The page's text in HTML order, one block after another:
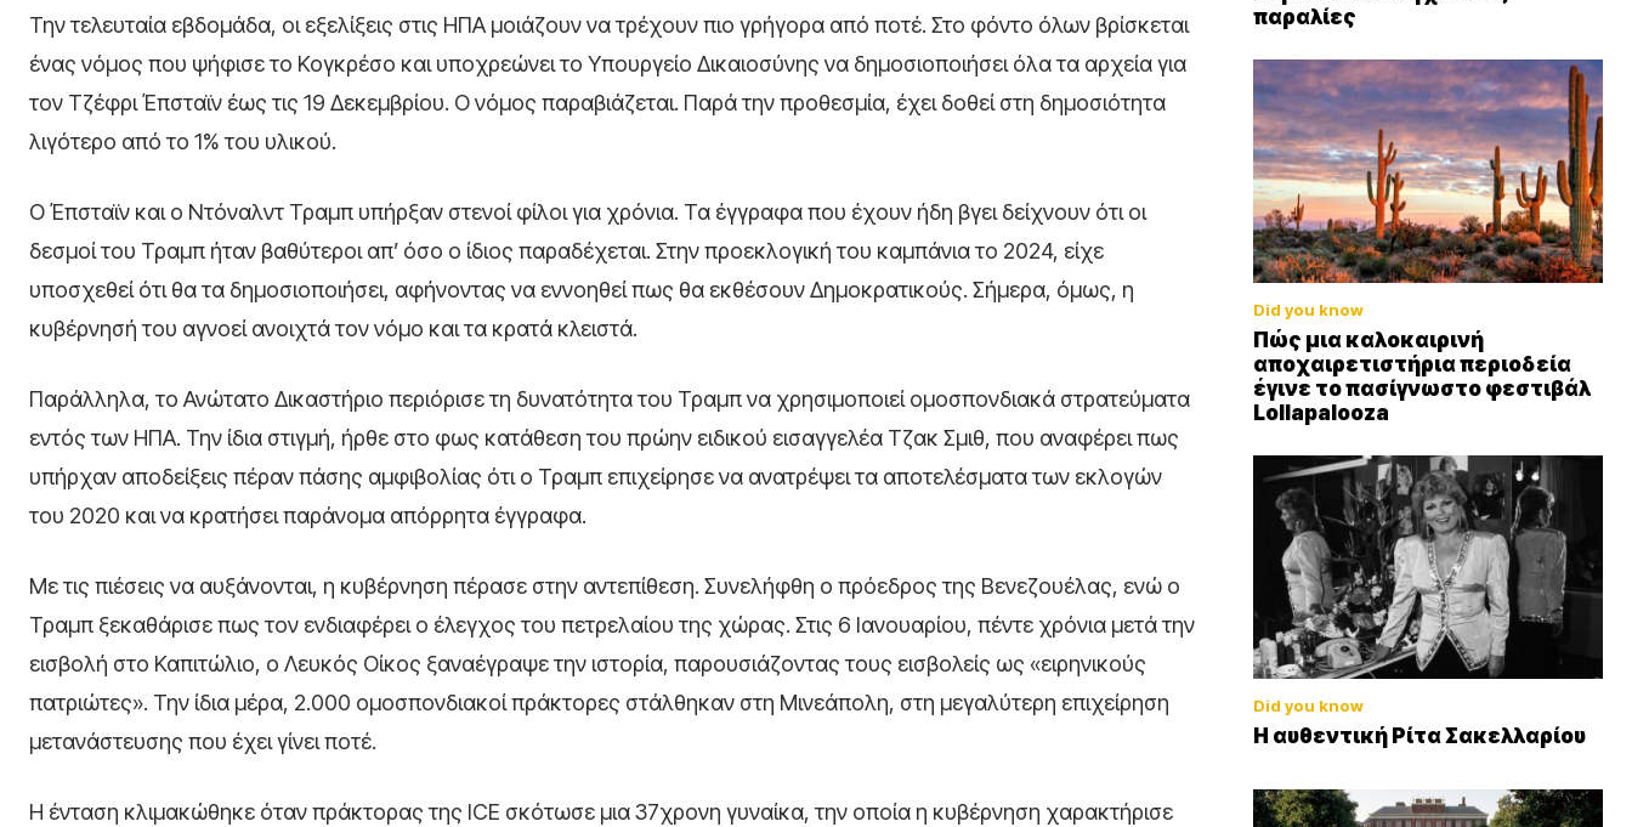
Την τελευταία εβδομάδα, οι εξελίξεις στις ΗΠΑ μοιάζουν να τρέχουν πιο γρήγορα από ποτέ. Στο φόντο όλων βρίσκεται
ένας νόμος που ψήφισε το Κογκρέσο και υποχρεώνει το Υπουργείο Δικαιοσύνης να δημοσιοποιήσει όλα τα αρχεία για
τον Τζέφρι Έπσταϊν έως τις 19 Δεκεμβρίου. Ο νόμος παραβιάζεται. Παρά την προθεσμία, έχει δοθεί στη δημοσιότητα
λιγότερο από το 1% του υλικού.
Ο Έπσταϊν και ο Ντόναλντ Τραμπ υπήρξαν στενοί φίλοι για χρόνια. Τα έγγραφα που έχουν ήδη βγει δείχνουν ότι οι
δεσμοί του Τραμπ ήταν βαθύτεροι απ’ όσο ο ίδιος παραδέχεται. Στην προεκλογική του καμπάνια το 2024, είχε
υποσχεθεί ότι θα τα δημοσιοποιήσει, αφήνοντας να εννοηθεί πως θα εκθέσουν Δημοκρατικούς. Σήμερα, όμως, η
κυβέρνησή του αγνοεί ανοιχτά τον νόμο και τα κρατά κλειστά.
Παράλληλα, το Ανώτατο Δικαστήριο περιόρισε τη δυνατότητα του Τραμπ να χρησιμοποιεί ομοσπονδιακά στρατεύματα
εντός των ΗΠΑ. Την ίδια στιγμή, ήρθε στο φως κατάθεση του πρώην ειδικού εισαγγελέα Τζακ Σμιθ, που αναφέρει πως
υπήρχαν αποδείξεις πέραν πάσης αμφιβολίας ότι ο Τραμπ επιχείρησε να ανατρέψει τα αποτελέσματα των εκλογών
του 2020 και να κρατήσει παράνομα απόρρητα έγγραφα.
Με τις πιέσεις να αυξάνονται, η κυβέρνηση πέρασε στην αντεπίθεση. Συνελήφθη ο πρόεδρος της Βενεζουέλας, ενώ ο
Τραμπ ξεκαθάρισε πως τον ενδιαφέρει ο έλεγχος του πετρελαίου της χώρας. Στις 6 Ιανουαρίου, πέντε χρόνια μετά την
εισβολή στο Καπιτώλιο, ο Λευκός Οίκος ξαναέγραψε την ιστορία, παρουσιάζοντας τους εισβολείς ως «ειρηνικούς
πατριώτες». Την ίδια μέρα, 2.000 ομοσπονδιακοί πράκτορες στάλθηκαν στη Μινεάπολη, στη μεγαλύτερη επιχείρηση
μετανάστευσης που έχει γίνει ποτέ.
Η ένταση κλιμακώθηκε όταν πράκτορας της ICE σκότωσε μια 37χρονη γυναίκα, την οποία η κυβέρνηση χαρακτήρισε
παραλίες
Did you know
Πώς μια καλοκαιρινή
αποχαιρετιστήρια περιοδεία
έγινε το πασίγνωστο φεστιβάλ
Lollapalooza
Did you know
Η αυθεντική Ρίτα Σακελλαρίου